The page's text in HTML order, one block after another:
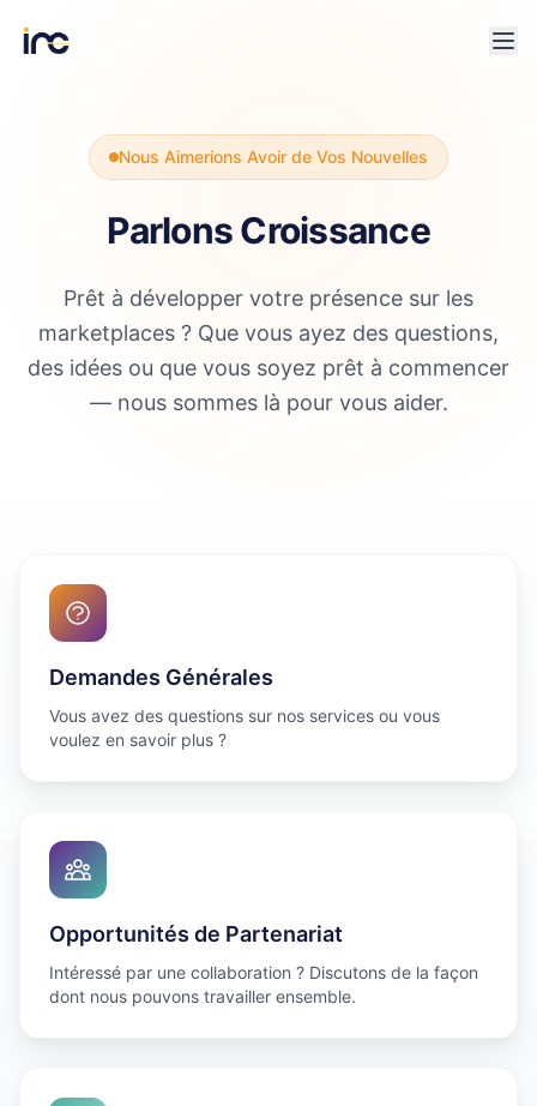
Nous Aimerions Avoir de Vos Nouvelles
Parlons Croissance
Prêt à développer votre présence sur les
marketplaces ? Que vous ayez des questions,
des idées ou que vous soyez prêt à commencer
— nous sommes là pour vous aider.
Demandes Générales
Vous avez des questions sur nos services ou vous
voulez en savoir plus ?
Opportunités de Partenariat
Intéressé par une collaboration ? Discutons de la façon
dont nous pouvons travailler ensemble.